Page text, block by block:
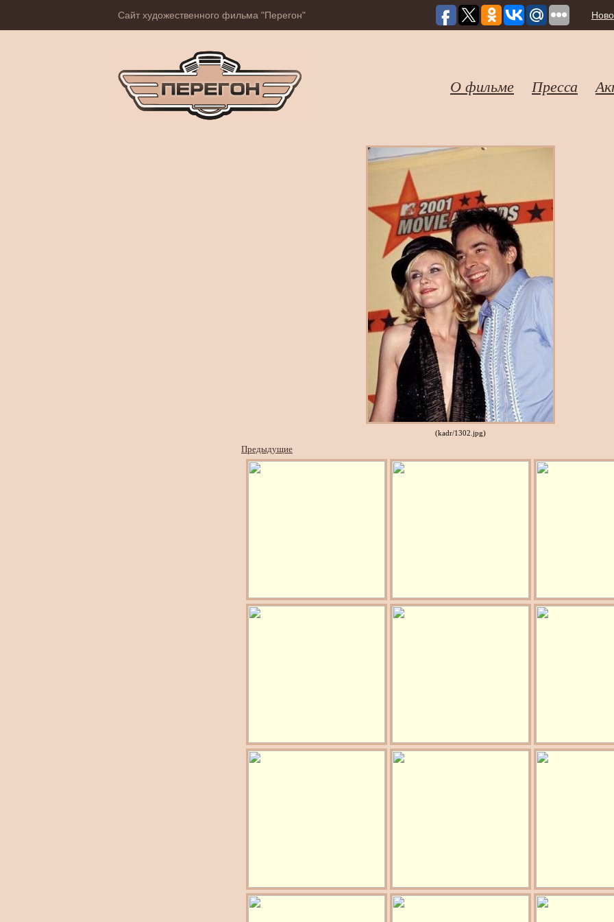
Сайт художественного фильма "Перегон"
О фильме Пресса
(kadr/1302.jpg)
Предыдущие